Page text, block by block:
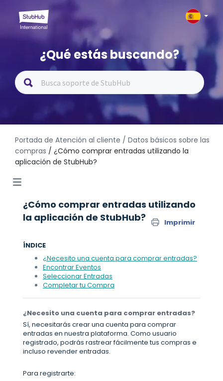
¿Qué estás buscando?
Portada de Atención al cliente / Datos básicos sobre las
compras / ¿Cómo comprar entradas utilizando la
aplicación de StubHub?
¿Cómo comprar entradas utilizando
la aplicación de StubHub?
Imprimir
ÍNDICE
¿Necesito una cuenta para comprar entradas?
Encontrar Eventos
Seleccionar Entradas
Completar tu Compra
¿Necesito una cuenta para comprar entradas?
Sí, necesitarás crear una cuenta para comprar
entradas en nuestra plataforma. Como usuario
registrado, podrás rastrear fácilmente tus compras e
incluso revender entradas.
Para registrarte: